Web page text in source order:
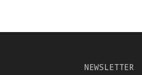
NEWSLETTER